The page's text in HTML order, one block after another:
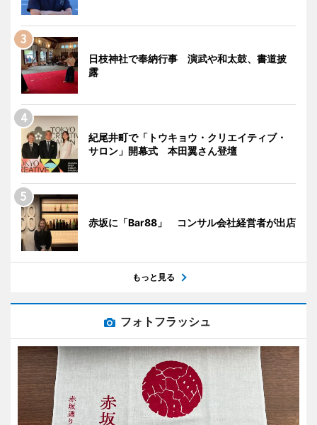
日枝神社で奉納行事 演武や和太鼓、書道披
露
紀尾井町で「トウキョウ・クリエイティブ・
サロン」開幕式 本田翼さん登壇
赤坂に「Bar88」 コンサル会社経営者が出店
もっと見る
フォトフラッシュ